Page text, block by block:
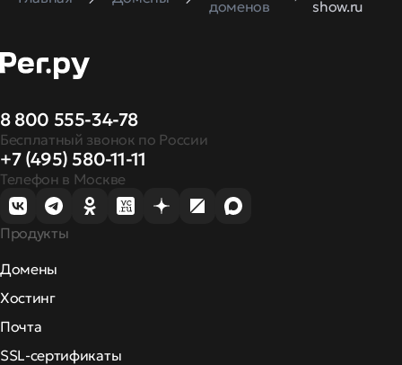
доменов
show.ru
8 800 555-34-78
Бесплатный звонок по России
+7 (495) 580-11-11
Телефон в Москве
Продукты
Домены
Хостинг
Почта
SSL-сертификаты